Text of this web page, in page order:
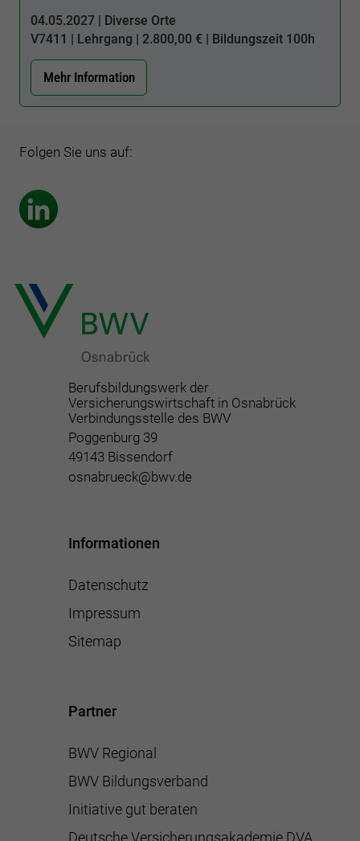
04.05.2027 | Diverse Orte
V7411
| Lehrgang | 2.800,00 € | Bildungszeit 100h
Mehr Information
Folgen Sie uns auf:
Berufsbildungswerk der
Versicherungswirtschaft in Osnabrück
Verbindungsstelle des BWV
Poggenburg 39
49143 Bissendorf
osnabrueck@bwv.de
Informationen
Datenschutz
Impressum
Sitemap
Partner
BWV Regional
BWV Bildungsverband
Initiative gut beraten
Deutsche Versicherungsakademie DVA